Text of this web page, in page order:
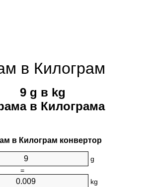
в Килограм
9 g в kg
в Килограмa
в Килограм конвертор
g
=
kg